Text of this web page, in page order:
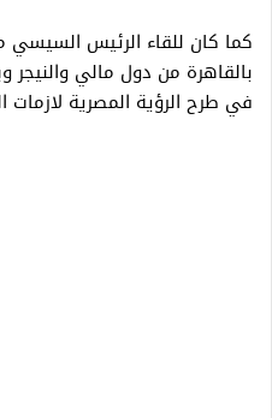
كما كان للقاء الرئيس السيسي
بالقاهرة من دول مالي والنيجر
في طرح الرؤية المصرية